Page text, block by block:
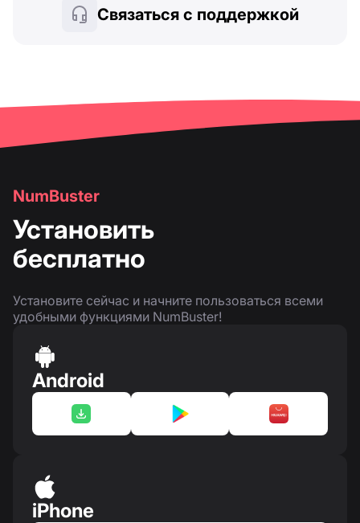
Связаться с поддержкой
NumBuster
Установить
бесплатно
Установите сейчас и начните пользоваться всеми
удобными функциями NumBuster!
Android
iPhone